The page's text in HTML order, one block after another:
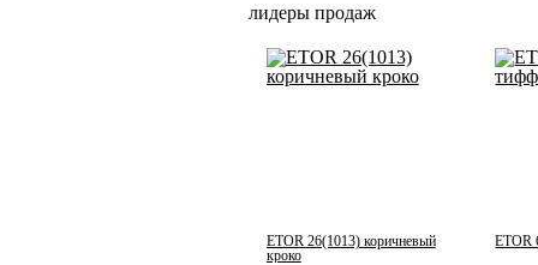
лидеры продаж
ETOR 26(1013) коричневый
кроко
ETOR